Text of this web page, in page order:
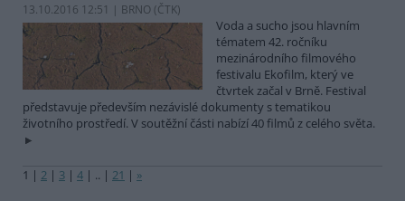
13.10.2016 12:51 | BRNO (ČTK)
Voda a sucho jsou hlavním
tématem 42. ročníku
mezinárodního filmového
festivalu Ekofilm, který ve
čtvrtek začal v Brně. Festival
představuje především nezávislé dokumenty s tematikou
životního prostředí. V soutěžní části nabízí 40 filmů z celého světa.
1 | 2 | 3 | 4 | .. | 21 | »